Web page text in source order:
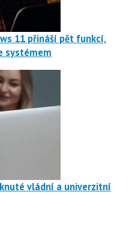
11 přináší pět funkcí,
systémem
vládní a univerzitní